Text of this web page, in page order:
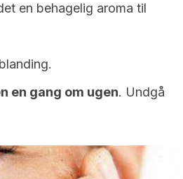
en behagelig aroma til
en gang om ugen. Undgå